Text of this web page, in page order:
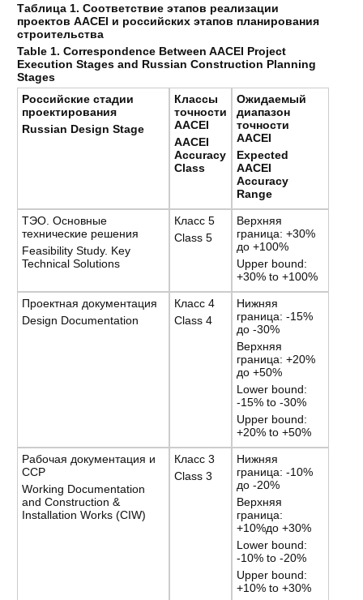
Таблица 1. Соответствие этапов реализации
проектов AACEI и российских этапов планирования
строительства
Table 1. Correspondence Between AACEI Project
Execution Stages and Russian Construction Planning
Stages
Российские стадии
проектирования
Russian Design Stage
Классы
точности
AACEI
AACEI
Accuracy
Class
Ожидаемый
диапазон
точности
AACEI
Expected
AACEI
Accuracy
Range
ТЭО. Основные
технические решения
Feasibility Study. Key
Technical Solutions
Класс 5
Class 5
Верхняя
граница: +30%
до +100%
Upper bound:
+30% to +100%
Проектная документация
Design Documentation
Класс 4
Class 4
Нижняя
граница: -15%
до -30%
Верхняя
граница: +20%
до +50%
Lower bound:
-15% to -30%
Upper bound:
+20% to +50%
Рабочая документация и
ССР
Working Documentation
and Construction &
Installation Works (CIW)
Класс 3
Class 3
Нижняя
граница: -10%
до -20%
Верхняя
граница:
+10%до +30%
Lower bound:
-10% to -20%
Upper bound:
+10% to +30%